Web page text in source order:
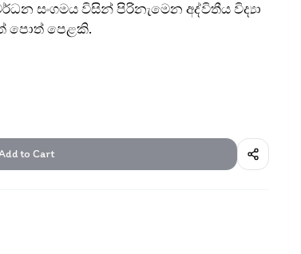
සංගමය විසින් පිරිනැමෙන අද්විතීය විද්‍යා
පොත් පෙළකි.
to Cart